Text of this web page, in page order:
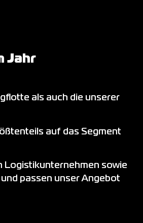
Jahr
als auch die unserer
auf das Segment
Logistikunternehmen sowie
passen unser Angebot